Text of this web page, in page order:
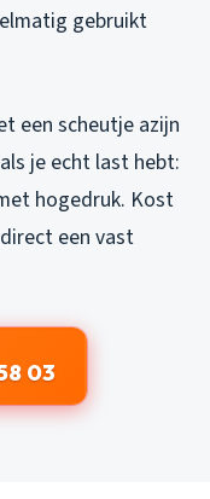
gebruikt
een scheutje azijn
je echt last hebt:
hogedruk. Kost
een vast
03